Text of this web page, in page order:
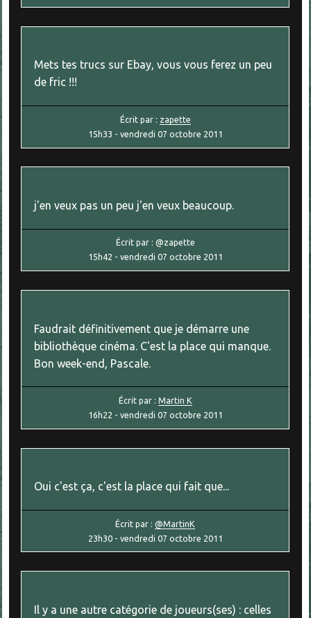
Mets tes trucs sur Ebay, vous vous ferez un peu
de fric !!!
Écrit par : zapette
15h33 - vendredi 07 octobre 2011
j'en veux pas un peu j'en veux beaucoup.
Écrit par : @zapette
15h42 - vendredi 07 octobre 2011
Faudrait définitivement que je démarre une
bibliothèque cinéma. C'est la place qui manque.
Bon week-end, Pascale.
Écrit par : Martin K
16h22 - vendredi 07 octobre 2011
Oui c'est ça, c'est la place qui fait que...
Écrit par :@MartinK
23h30- vendredi 07 octobre 2011
Il y a une autre catégorie de joueurs(ses) : celles